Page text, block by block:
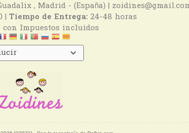
, Madrid - (España) |
|Tiempo de Entrega:24-48 horas
con Impuestos incluidos